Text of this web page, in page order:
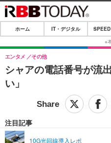
ホーム
IT・デジタル
IT・デジタルTOP
ショッピング
SPEED TEST
エンタメTOP
ライフTOP
リリース一覧
ホーム IT・デジタル
シャアの電話番号が流
い」
エンタメ その他
注目記事
10G光回線導入レポ